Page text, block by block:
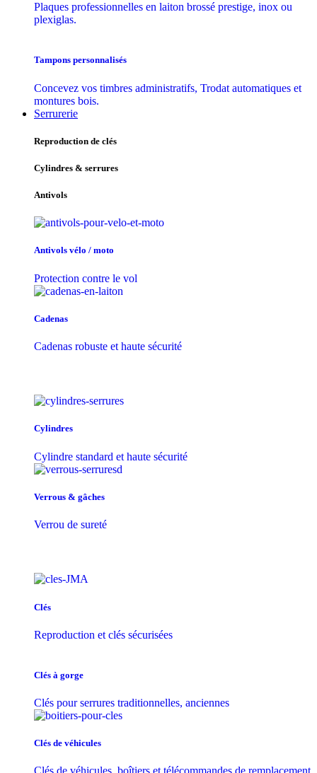
Plaques professionnelles en laiton brossé prestige, inox ou
plexiglas.
Tampons personnalisés
Concevez vos timbres administratifs, Trodat automatiques et
montures bois.
Serrurerie
Reproduction de clés
Cylindres & serrures
Antivols
Antivols vélo / moto
Protection contre le vol
Cadenas
Cadenas robuste et haute sécurité
Cylindres
Cylindre standard et haute sécurité
Verrous & gâches
Verrou de sureté
Clés
Reproduction et clés sécurisées
Clés à gorge
Clés pour serrures traditionnelles, anciennes
Clés de véhicules